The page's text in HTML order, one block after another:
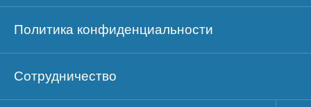
Политика конфиденциальности
Сотрудничество